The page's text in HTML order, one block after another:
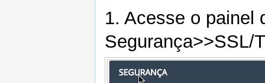
1. Acesse o painel
Segurança>>SSL/